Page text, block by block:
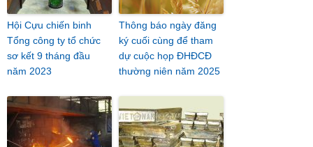
Hội Cựu chiến binh
Tổng công ty tổ chức
sơ kết 9 tháng đầu
năm 2023
Thông báo ngày đăng
ký cuối cùng để tham
dự cuộc họp ĐHĐCĐ
thường niên năm 2025